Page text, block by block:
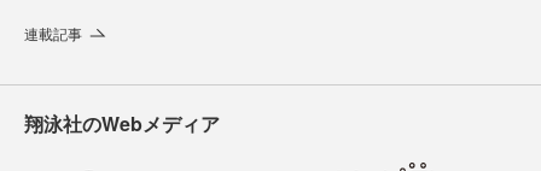
連載記事
翔泳社のWebメディア